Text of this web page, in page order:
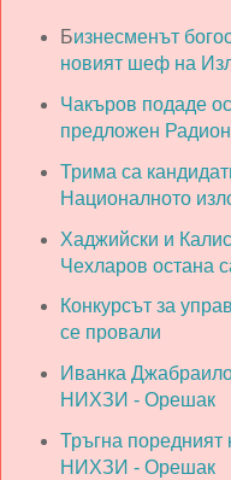
Бизнесменът
новият шеф на
Чакъров подаде
предложен
Трима са
Националното
Хаджийски и
Чехларов остана
Конкурсът за
се провали
Иванка
НИХЗИ - Орешак
Тръгна поредният
НИХЗИ - Орешак